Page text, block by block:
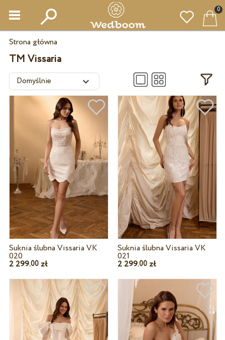
0
Strona główna
TM Vissaria
Suknia ślubna Vissaria VK
020
2 299.00zł
Suknia ślubna Vissaria VK
021
2 299.00 zł